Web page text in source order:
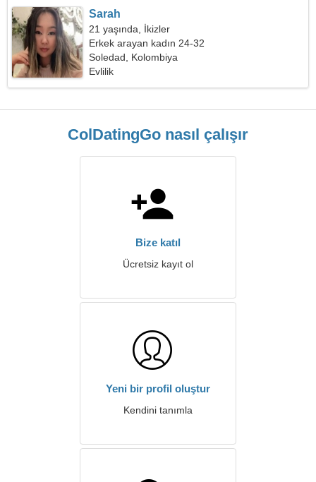
Sarah
21 yaşında, İkizler
Erkek arayan kadın 24-32
Soledad, Kolombiya
Evlilik
ColDatingGo nasıl çalışır
Bize katıl
Ücretsiz kayıt ol
Yeni bir profil oluştur
Kendini tanımla